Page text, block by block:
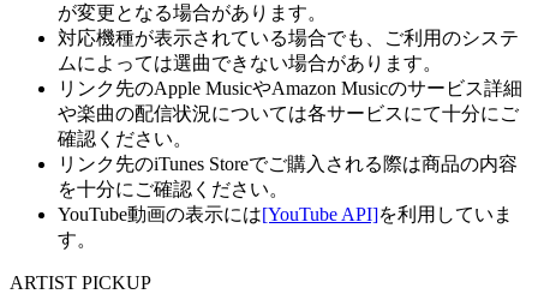
が変更となる場合があります。
対応機種が表示されている場合でも、ご利用のシステ
ムによっては選曲できない場合があります。
リンク先のApple MusicやAmazon Musicのサービス詳細
や楽曲の配信状況については各サービスにて十分にご
確認ください。
リンク先のiTunes Storeでご購入される際は商品の内容
を十分にご確認ください。
YouTube動画の表示には[YouTube API]を利用していま
す。
ARTIST PICKUP